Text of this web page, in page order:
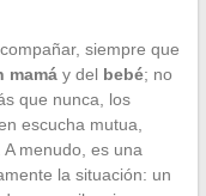
siempre que
mamáy del bebé; no
que nunca, los
escucha mutua,
menudo, es una
la situación: un